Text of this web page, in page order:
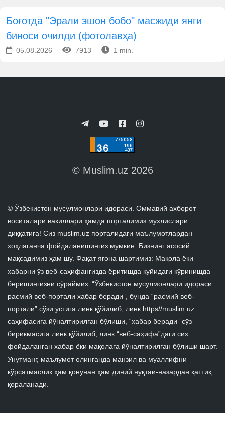
Боғотда "Эрали эшон бобо" масжиди янги
биноси очилди (фотолавҳа)
05.08.2026 7913 1 min.
© Muslim.uz 2026
© Ўзбекистон мусулмонлари идораси. Оммавий ахборот
воситалари вакиллари ҳамда порталимиз мухлислари
диққатига! Сиз muslim.uz порталидаги маълумотлардан
хоҳлаганча фойдаланишингиз мумкин. Бизнинг асосий
мақсадимиз ҳам шу. Фақат ягона шартимиз: Мақола ёки
хабарни ўз веб-саҳифангизда ёритишда қуйидаги кўринишда
беришингизни сўраймиз: “Ўзбекистон мусулмонлари идораси
расмий веб-портали хабар беради”, бунда “расмий веб-
портали” сўзи устига линк қўйилиб, линк https//muslim.uz
саҳифасига йўналтирилган бўлиши, “хабар беради” сўз
бирикмасига линк қўйилиб, линк “веб-саҳифа”даги сиз
фойдаланган хабар ёки мақолага йўналтирилган бўлиши шарт.
Унутманг, маълумот олинганда манзил ва муаллифни
кўрсатмаслик ҳам қонунан ҳам диний нуқтаи-назардан қаттиқ
қораланади.